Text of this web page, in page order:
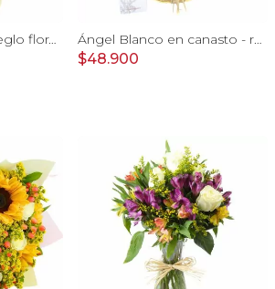
Clarita Rosado - Arreglo floral en sombrerero con rosas Rosado, limonium y vara de oro
Ángel Blanco en canasto - rosas, y mix de astromelias
$48.900